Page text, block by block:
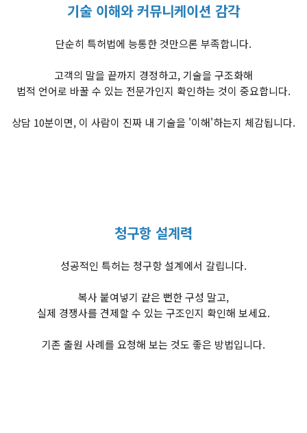
기술 이해와 커뮤니케이션 감각
단순히 특허법에 능통한 것만으론 부족합니다.
고객의 말을 끝까지 경정하고, 기술을 구조화해
법적 언어로 바꿀 수 있는 전문가인지 확인하는 것이 중요합니다.
상담 10분이면, 이 사람이 진짜 내 기술을 '이해'하는지 체감됩니다.
청구항 설계력
성공적인 특허는 청구항 설계에서 갈립니다.
복사 붙여넣기 같은 뻔한 구성 말고,
실제 경쟁사를 견제할 수 있는 구조인지 확인해 보세요.
기존 출원 사례를 요청해 보는 것도 좋은 방법입니다.